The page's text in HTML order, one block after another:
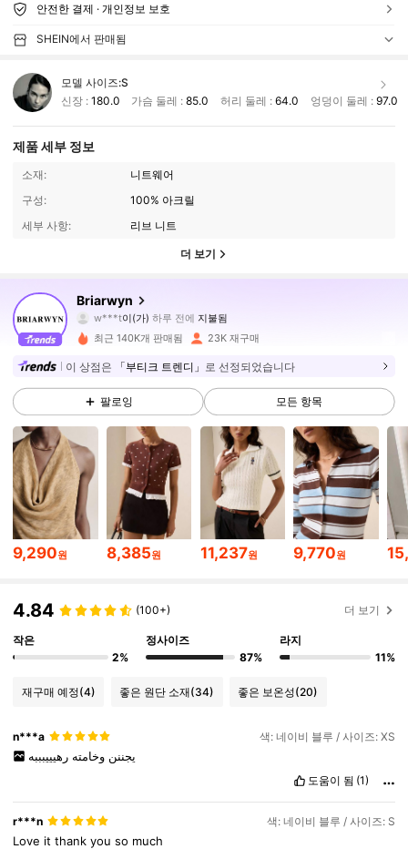
안전한 결제 · 개인정보 보호
SHEIN에서 판매됨
모델 사이즈:S
신장 : 180.0 가슴 둘레 :85.0 허리 둘레 : 64.0 엉덩이 둘레 : 97.0
제품 세부 정보
소재:
니트웨어
구성:
100% 아크릴
세부 사항:
리브 니트
더 보기
Briarwyn
w***t이(가)
5***5다음10분 전에
4.84 126K 팔로워
4.84 126K 팔로워
126K 팔로워
4.84 126K 팔로워
4.84 126K 팔로워
최근 140K개 판매됨 23K 재구매
이 상점은 「부티크 트렌디」 로 선정되었습니다
팔로잉 모든 항목
9,290원 8,385원 11,237원 9,770원
4.84 (100+) 더 보기
작은
2%
정사이즈
87%
라지
11%
재구매 예정(4) 좋은 원단 소재(34) 좋은 보온성(20)
n***a 색: 네이비 블루 / 사이즈: XS
يجنننوخامتهرهيييبببه
도움이 됨 (1)
r***n 색: 네이비 블루 / 사이즈: S
Love itthankyouso much